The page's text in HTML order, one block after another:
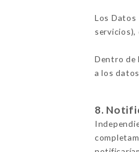
Los Datos
servicios),
Dentro de
a los
8.